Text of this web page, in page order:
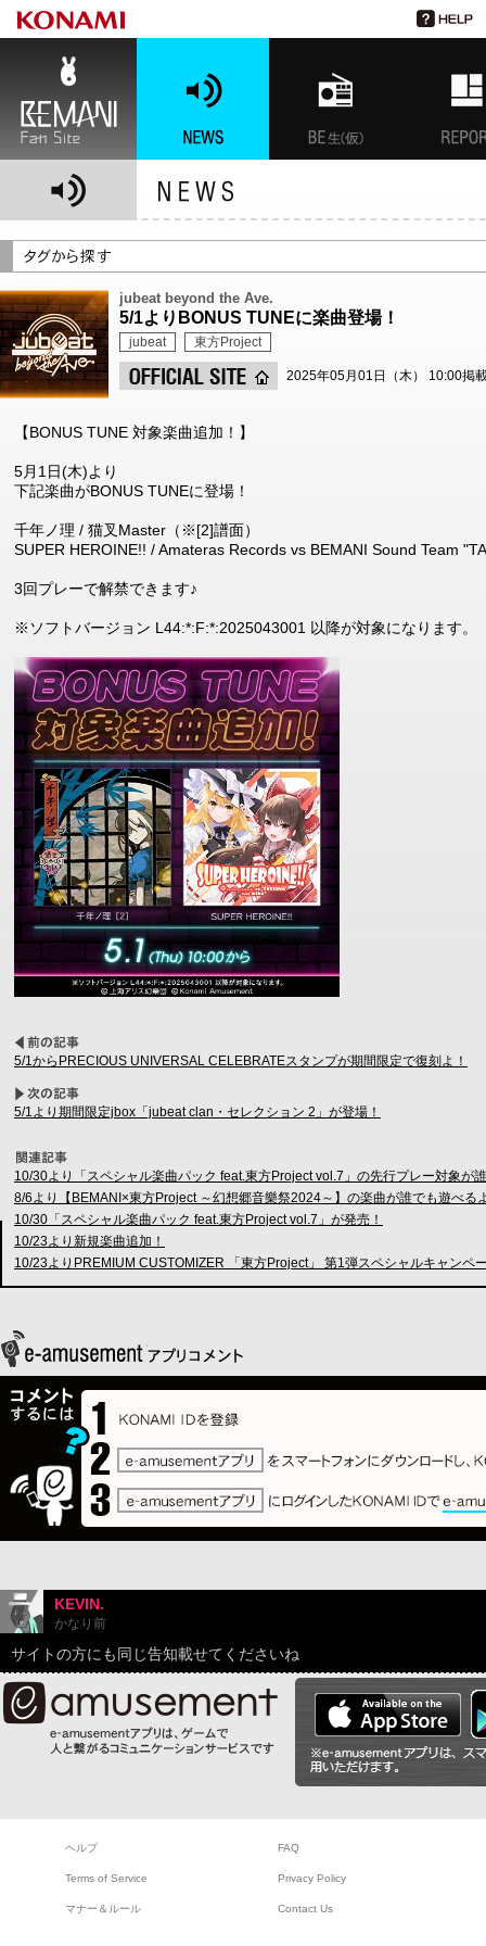
jubeat beyond the Ave.
5/1よりBONUS TUNEに楽曲登場！
jubeat 東方Project
2025年05月01日（木） 10:00掲
【BONUS TUNE 対象楽曲追加！】
5月1日(木)より
下記楽曲がBONUS TUNEに登場！
千年ノ理 / 猫叉Master（※[2]譜面）
SUPER HEROINE!! / Amateras Records vs BEMANI Sound Team
3回プレーで解禁できます♪
※ソフトバージョン L44:*:F:*:2025043001 以降が対象になります。
5/1からPRECIOUS UNIVERSAL CELEBRATEスタンプが期間限定で復刻よ！
5/1より期間限定jbox「jubeat clan・セレクション 2」が登場！
10/30より「スペシャル楽曲パック feat.東方Project vol.7」の先行プレー対象が
8/6より【BEMANI×東方Project ～幻想郷音樂祭2024～】の楽曲が誰でも遊べる
10/30「スペシャル楽曲パック feat.東方Project vol.7」が発売！
10/23より新規楽曲追加！
10/23よりPREMIUM CUSTOMIZER 「東方Project」 第1弾スペシャルキャンペ
KEVIN.
かなり前
サイトの方にも同じ告知載せてくださいね
ヘルプ FAQ
Terms of Service Privacy Policy
マナー＆ルール Contact Us